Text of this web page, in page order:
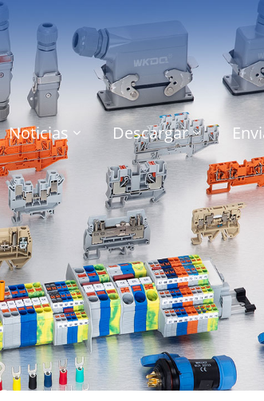
Noticias Descargar